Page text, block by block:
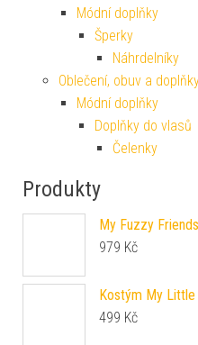
Módní doplňky
Šperky
Náhrdelníky
Oblečení, obuv a
Módní doplňky
Doplňky do vlasů
Čelenky
Produkty
My Fuzzy
979 Kč
Kostým My
499 Kč